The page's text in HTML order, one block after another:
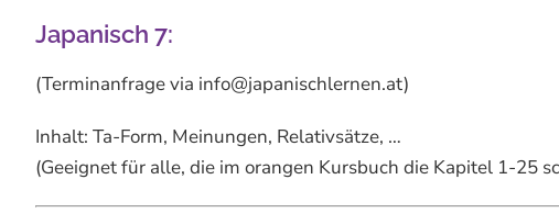
Japanisch 7:
(Terminanfrage via info@japanischlernen.at)
Inhalt: Ta-Form, Meinungen, Relativsätze, …
(Geeignet für alle, die im orangen Kursbuch die Kapitel 1-25